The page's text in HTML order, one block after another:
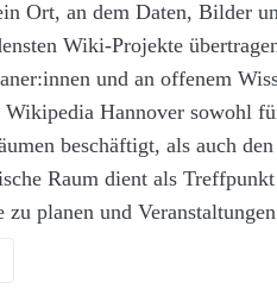
wir uns allerdings
anderen Portionen.
und wegen
aufmerksamen Service
mag daran liegen, das ein
Werkstatt hat. Von
wie den Modellen
ausgestellte Spektrum. Diese
den jeweiligen
Ort, an dem Daten, Bilder
Wiki-Projekte
und an offenem
Hannover sowohl
beschäftigt, als auch den
Raum dient als
planen und Veranstaltungen